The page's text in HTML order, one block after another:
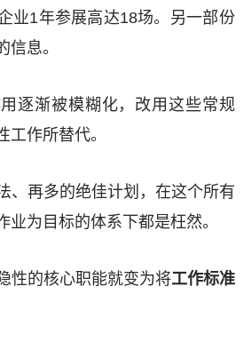
业1年参展高达18场。另一部份
信息。
逐渐被模糊化，改用这些常规
工作所替代。
、再多的绝佳计划，在这个所有
业为目标的体系下都是枉然。
性的核心职能就变为将工作标准